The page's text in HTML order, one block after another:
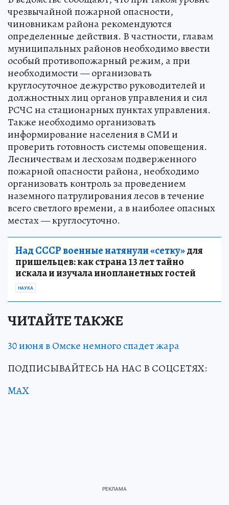
чрезвычайной пожарной опасности,
чиновникам района рекомендуются
определенные действия. В частности, главам
муниципальных районов необходимо ввести
особый противопожарный режим, а при
необходимости — организовать
круглосуточное дежурство руководителей и
должностных лиц органов управления и сил
РСЧС на стационарных пунктах управления.
Также необходимо организовать
информирование населения в СМИ и
проверить готовность системы оповещения.
Лесничествам и лесхозам подверженного
пожарной опасности района, необходимо
организовать контроль за проведением
наземного патрулирования лесов в течение
всего светлого времени, а в наиболее опасных
местах — круглосуточно.
Над СССР военные натянули «сетку»для
пришельцев: как страна 13 лет тайно
искала и изучала инопланетных гостей
НАУКА
ЧИТАЙТЕ ТАКЖЕ
30 июня в Омске немного спадет жара
ПОДПИСЫВАЙТЕСЬ НА НАС В СОЦСЕТЯХ:
MAX